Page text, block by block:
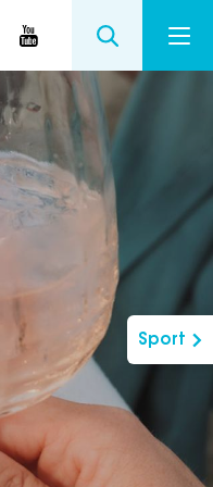
Sport